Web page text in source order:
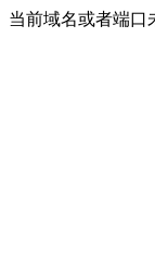
当前域名或者端口